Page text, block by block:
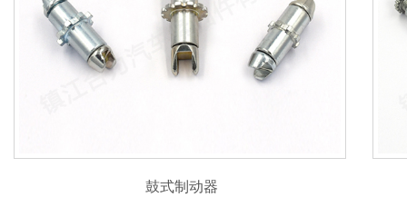
鼓式制动器